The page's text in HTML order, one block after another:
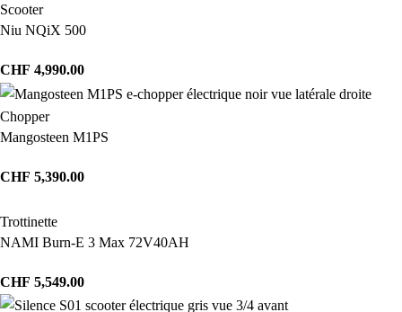
Scooter
Niu NQiX 500
CHF 4,990.00
Chopper
Mangosteen M1PS
CHF 5,390.00
Trottinette
NAMI Burn-E 3 Max 72V40AH
CHF 5,549.00